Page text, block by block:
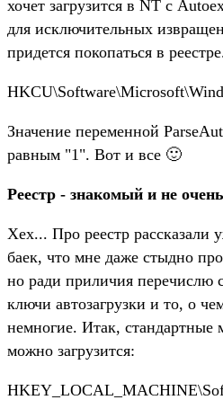
хочет загрузится в NT с
для исключительных
придется покопаться в
Значение переменной
равным "1". Вот и все 🙂
Реестр - знакомый и не очень
Хех... Про реестр рассказали
баек, что мне даже стыдно
но ради приличия перечислю
ключи автозагрузки и то, о
немногие. Итак, стандартные
можно загрузится: